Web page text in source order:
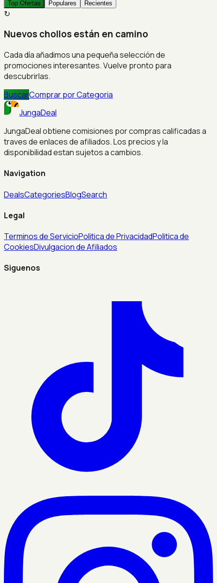
Top Ofertas Populares Recientes
↻
Nuevos chollos están en camino
Cada día añadimos una pequeña selección de
promociones interesantes. Vuelve pronto para
descubrirlas.
BuscarComprar por Categoria
JungaDeal
JungaDeal obtiene comisiones por compras calificadas a
traves de enlaces de afiliados. Los precios y la
disponibilidad estan sujetos a cambios.
Navigation
DealsCategoriesBlogSearch
Legal
Terminos de ServicioPolitica de PrivacidadPolitica de
CookiesDivulgacion de Afiliados
Siguenos